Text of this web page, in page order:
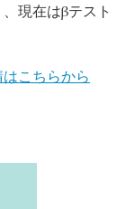
現在はβテスト
こちらから